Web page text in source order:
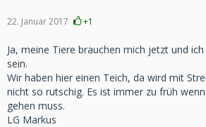
22. Januar 2017 +1
Ja, meine Tiere brauchen mich jetzt und
sein.
Wir haben hier einen Teich, da wird mit
nicht so rutschig. Es ist immer zu früh
gehen muss.
LG Markus